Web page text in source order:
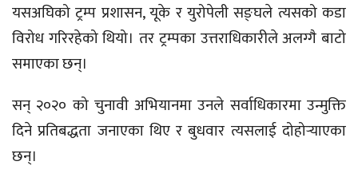
यसअघिको ट्रम्प प्रशासन, यूके र युरोपेली सङ्घले त्यसको कडा
विरोध गरिरहेको थियो। तर ट्रम्पका उत्तराधिकारीले अलग्गै बाटो
समाएका छन्।
सन् २०२० को चुनावी अभियानमा उनले सर्वाधिकारमा उन्मुक्ति
दिने प्रतिबद्धता जनाएका थिए र बुधवार त्यसलाई दोहोर्‍याएका
छन्।